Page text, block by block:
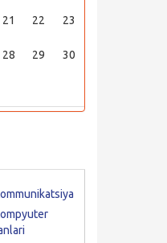
21 22 23
28 29 30